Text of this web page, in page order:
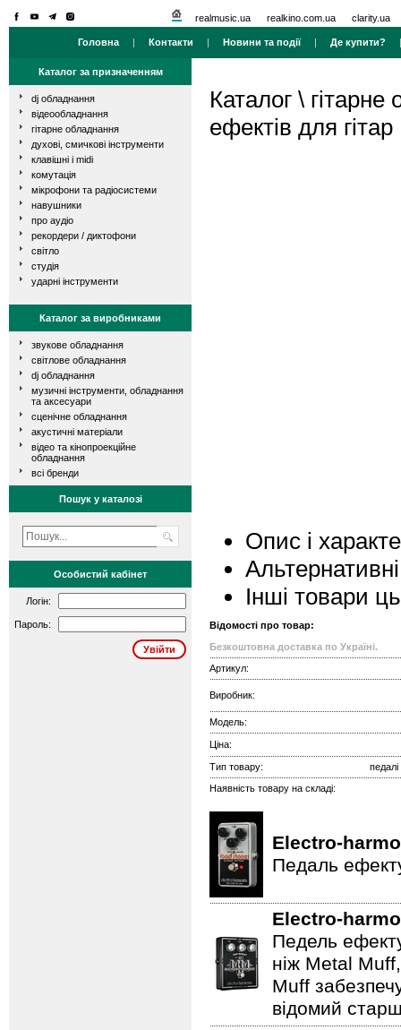
realmusic.ua realkino.com.ua clarity.ua
Головна | Контакти | Новини та події| Де купити?
Каталог за призначенням
dj обладнання
відеообладнання
гітарне обладнання
духові, смичкові інструменти
клавішні і midi
комутація
мікрофони та радіосистеми
навушники
про аудіо
рекордери / диктофони
світло
студія
ударні інструменти
Каталог за виробниками
звукове обладнання
світлове обладнання
dj обладнання
музичні інструменти, обладнання
та аксесуари
сценічне обладнання
акустичні матеріали
відео та кінопроекційне
обладнання
всі бренди
Пошук у каталозі
Особистий кабінет
Логін:
Пароль:
Каталог \ гітарне
ефектів для гітар
Опис і
Інші товари
Відомості про товар:
Безкоштовна доставка по Україні.
Артикул:
Виробник:
Модель:
Ціна:
Тип товару:
педалі
Наявність товару на складі:
Electro-
Педаль
Electro-
Педель
ніж Metal
Muff
відомий